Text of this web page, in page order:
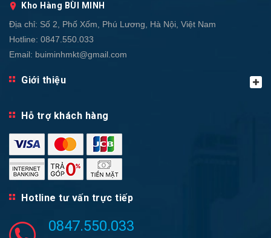
Kho Hàng BÙI MINH
Địa chỉ: Số 2, Phố Xốm, Phú Lương, Hà Nội, Việt Nam
Hotline: 0847.550.033
Email: buiminhmkt@gmail.com
Giới thiệu
Hỗ trợ khách hàng
Hotline tư vấn trực tiếp
0847.550.033